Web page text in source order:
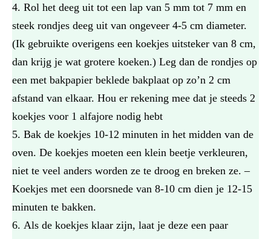
Rol het deeg uit tot een lap van 5 mm tot 7 mm en
steek rondjes deeg uit van ongeveer 4-5 cm diameter.
(Ik gebruikte overigens een koekjes uitsteker van 8 cm,
dan krijg je wat grotere koeken.) Leg dan de rondjes op
een met bakpapier beklede bakplaat op zo‫’‬n 2 cm
afstand van elkaar. Hou er rekening mee dat je steeds 2
koekjes voor 1 alfajore nodig hebt
Bak de koekjes 10-12 minuten in het midden van de
oven. De koekjes moeten een klein beetje verkleuren,
niet te veel anders worden ze te droog en breken ze. –
Koekjes met een doorsnede van 8-10 cm dien je 12-15
minuten te bakken.
Als de koekjes klaar zijn, laat je deze een paar